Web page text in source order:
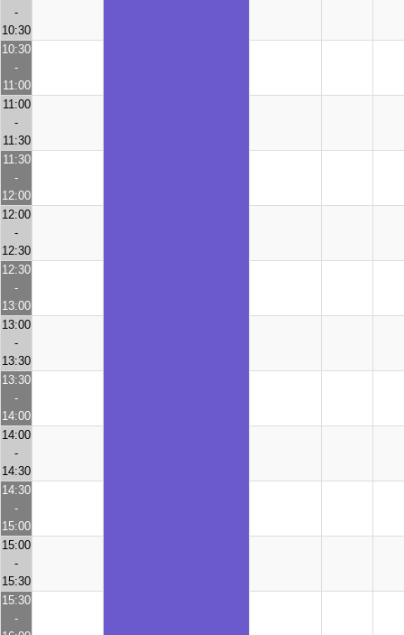
-
10:30
10:30
-
11:00
11:00
-
11:30
11:30
-
12:00
12:00
-
12:30
12:30
-
13:00
13:00
-
13:30
13:30
-
14:00
14:00
-
14:30
14:30
-
15:00
15:00
-
15:30
15:30
-